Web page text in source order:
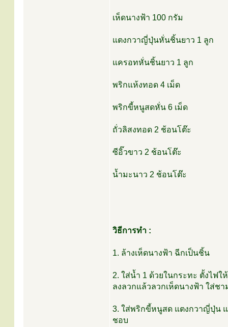
เห็ดนางฟ้า 100 กรัม
แตงกวาญี่ปุ่นหั่นชิ้นยาว 1 ลูก
แครอทหั่นชิ้นยาว 1 ลูก
พริกแห้งทอด 4 เม็ด
พริกขี้หนูสดหั่น 6 เม็ด
ถั่วลิสงทอด 2 ช้อนโต๊ะ
ซีอิ๊วขาว 2 ช้อนโต๊ะ
น้ำมะนาว 2 ช้อนโต๊ะ
วิธีการทำ :
1. ล้างเห็ดนางฟ้า ฉีกเป็นชิ้น
2. ใส่น้ำ 1 ด้วยในกระทะ ตั้งไฟ
ลงลวกแล้วลวกเห็ดนางฟ้า ใส่ช
3. ใส่พริกขี้หนูสด แตงกวาญี่ปุ่น
ชอบ